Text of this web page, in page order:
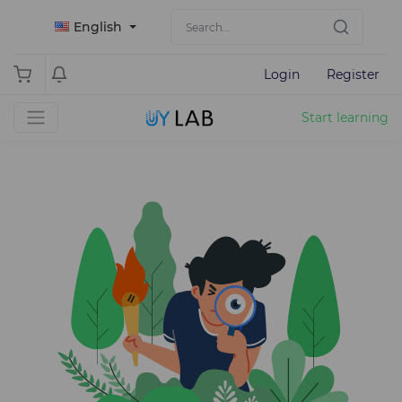
English
Login Register
Start learning